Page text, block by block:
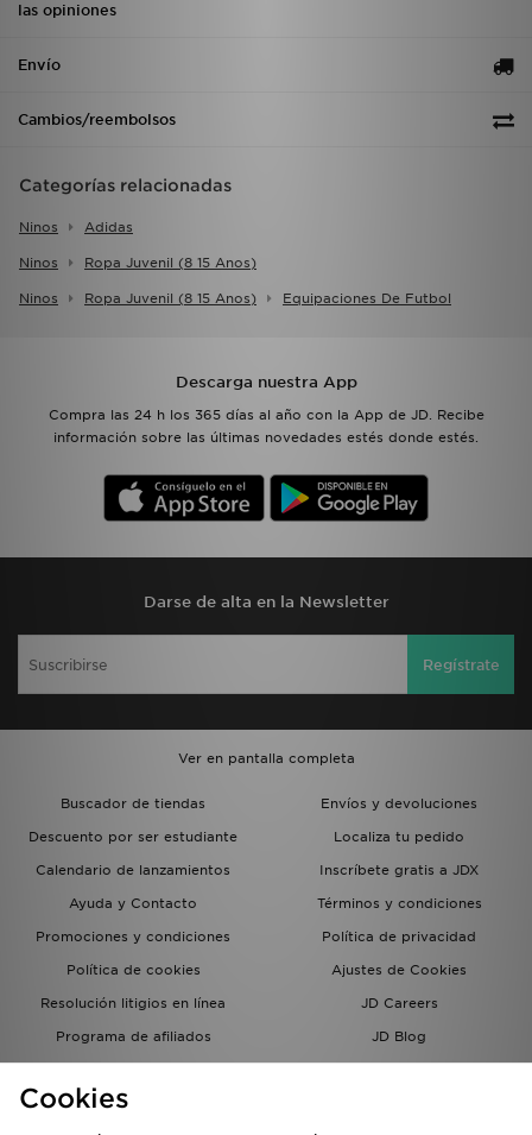
las opiniones
Envío
Cambios/reembolsos
Categorías relacionadas
Ninos Adidas
Ninos Ropa Juvenil (8 15 Anos)
Ninos Ropa Juvenil (8 15 Anos) Equipaciones De Futbol
Descarga nuestra App
Compra las 24 h los 365 días al año con la App de JD. Recibe
información sobre las últimas novedades estés donde estés.
Darse de alta en la Newsletter
Regístrate
Ver en pantalla completa
Buscador de tiendas
Envíos y devoluciones
Descuento por ser estudiante
Localiza tu pedido
Calendario de lanzamientos
Inscríbete gratis a JDX
Ayuda y Contacto
Términos y condiciones
Promociones y condiciones
Política de privacidad
Política de cookies
Ajustes de Cookies
Resolución litigios en línea
JD Careers
Programa de afiliados
JD Blog
del grupo JD - Whistleblowing
Cookies